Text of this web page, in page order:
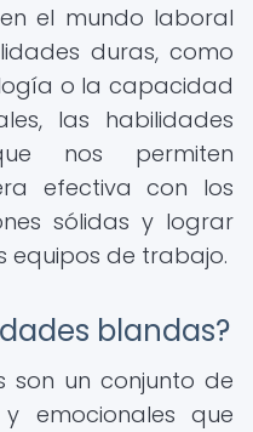
el mundo laboral
duras, como
o la capacidad
las habilidades
nos permiten
efectiva con los
sólidas y lograr
equipos de trabajo.
blandas?
son un conjunto de
emocionales que